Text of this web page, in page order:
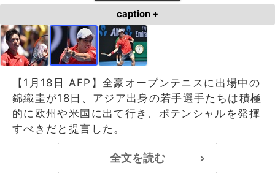
caption +
【1月18日 AFP】全豪オープンテニスに出場中の
錦織圭が18日、アジア出身の若手選手たちは積極
的に欧州や米国に出て行き、ポテンシャルを発揮
すべきだと提言した。
全文を読む >